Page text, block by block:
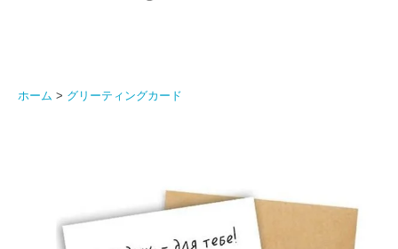
ホーム > グリーティングカード